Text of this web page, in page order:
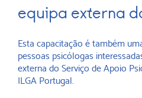
equipa externa
Esta capacitação é também
pessoas psicólogas
externa do Serviço de Apoio
ILGA Portugal.